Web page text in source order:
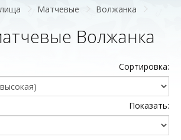
Матчевые Волжанка
Волжанка
Сортировка:
Показать: